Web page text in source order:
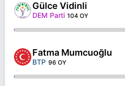
Gülce Vidinli
DEM Parti 104 OY
Fatma Mumcuoğlu
BTP 96 OY